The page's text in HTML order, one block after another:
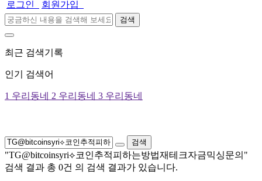
로그인 회원가입
검색
최근 검색기록
인기 검색어
1 우리동네 2 우리동네 3 우리동네
검색
"TG@bitcoinsyri⟡코인추적피하는방법재테크자금믹싱문의"
검색 결과 총 0건 의 검색 결과가 있습니다.